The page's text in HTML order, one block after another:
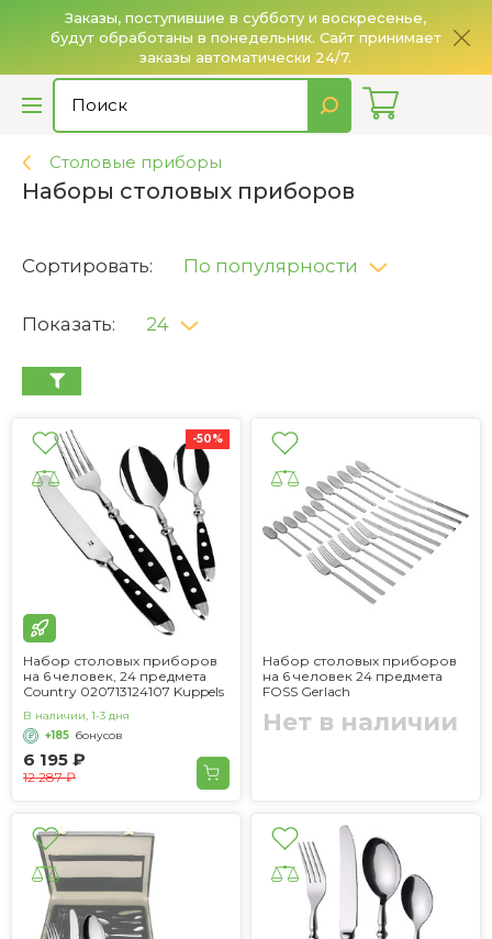
Заказы, поступившие в субботу и воскресенье,
будут обработаны в понедельник. Сайт принимает
заказы автоматически 24/7.
Столовые приборы
Наборы столовых приборов
Сортировать: По популярности
Показать: 24
Набор столовых приборов
на 6 человек, 24 предмета
Country 020713124107 Kuppels
-50%
6 195 ₽
12 287 ₽
В наличии, 1-3 дня
+185 бонусов
Набор столовых приборов
на 6 человек 24 предмета
FOSS Gerlach
Нет в наличии